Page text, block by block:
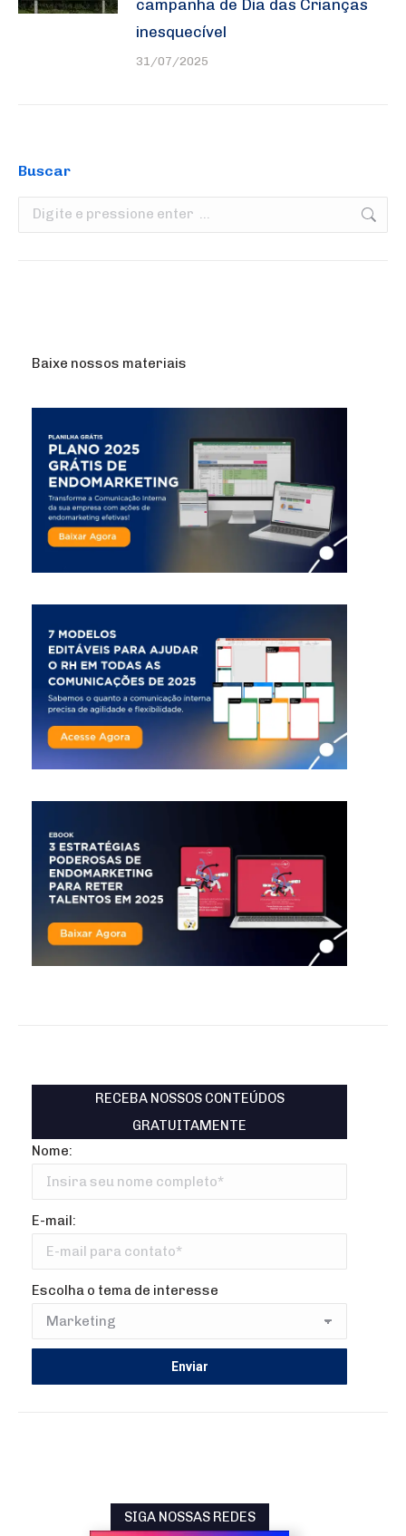
campanha de Dia das Crianças
inesquecível
31/07/2025
Buscar
Search:
Baixe nossos materiais
RECEBA NOSSOS CONTEÚDOS
GRATUITAMENTE
Nome:
E-mail:
Escolha o tema de interesse
SIGA NOSSAS REDES